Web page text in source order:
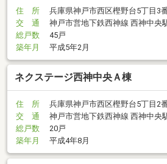
住 所
兵庫県神戸市西区樫野台5丁目3
交 通
神戸市営地下鉄西神線 西神中央
総戸数
45戸
築年月
平成5年2月
ネクステージ西神中央Ａ棟
住 所
兵庫県神戸市西区樫野台5丁目2
交 通
神戸市営地下鉄西神線 西神中央
総戸数
20戸
築年月
平成4年8月